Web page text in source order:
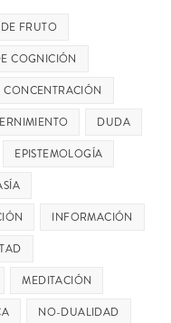
FRUTO
COGNICIÓN
CONCENTRACIÓN
DUDA
EPISTEMOLOGÍA
INFORMACIÓN
MEDITACIÓN
NO-DUALIDAD